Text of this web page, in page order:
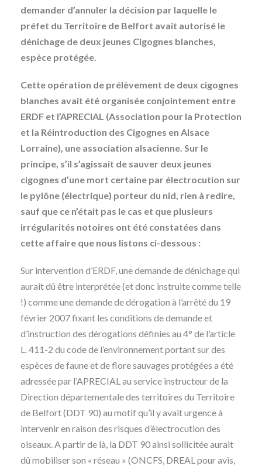
demander d’annuler la décision par laquelle le
préfet du Territoire de Belfort avait autorisé le
dénichage de deux jeunes Cigognes blanches,
espèce protégée.
Cette opération de prélèvement de deux cigognes
blanches avait été organisée conjointement entre
ERDF et l’APRECIAL (Association pour la Protection
et la Réintroduction des Cigognes en Alsace
Lorraine), une association alsacienne. Sur le
principe, s’il s’agissait de sauver deux jeunes
cigognes d’une mort certaine par électrocution sur
le pylône (électrique) porteur du nid, rien à redire,
sauf que ce n’était pas le cas et que plusieurs
irrégularités notoires ont été constatées dans
cette affaire que nous listons ci-dessous :
Sur intervention d’ERDF, une demande de dénichage qui
aurait dû être interprétée (et donc instruite comme telle
!) comme une demande de dérogation à l’arrêté du 19
février 2007 fixant les conditions de demande et
d’instruction des dérogations définies au 4° de l’article
L. 411-2 du code de l’environnement portant sur des
espèces de faune et de flore sauvages protégées a été
adressée par l’APRECIAL au service instructeur de la
Direction départementale des territoires du Territoire
de Belfort (DDT 90) au motif qu’il y avait urgence à
intervenir en raison des risques d’électrocution des
oiseaux. A partir de là, la DDT 90 ainsi sollicitée aurait
dû mobiliser son « réseau » (ONCFS, DREAL pour avis,